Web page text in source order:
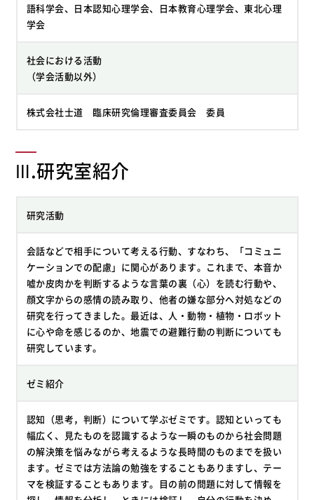
語科学会、日本認知心理学会、日本教育心理学会、東北心理
学会
社会における活動
（学会活動以外）
株式会社士道 臨床研究倫理審査委員会 委員
Ⅲ.研究室紹介
研究活動
会話などで相手について考える行動、すなわち、「コミュニ
ケーションでの配慮」に関心があります。これまで、本音か
嘘か皮肉かを判断するような言葉の裏（心）を読む行動や、
顔文字からの感情の読み取り、他者の嫌な部分へ対処などの
研究を行ってきました。最近は、人・動物・植物・ロボット
に心や命を感じるのか、地震での避難行動の判断についても
研究しています。
ゼミ紹介
認知（思考，判断）について学ぶゼミです。認知といっても
幅広く、見たものを認識するような一瞬のものから社会問題
の解決策を悩みながら考えるような長時間のものまでを扱い
ます。ゼミでは方法論の勉強をすることもありますし、テー
マを検証することもあります。目の前の問題に対して情報を